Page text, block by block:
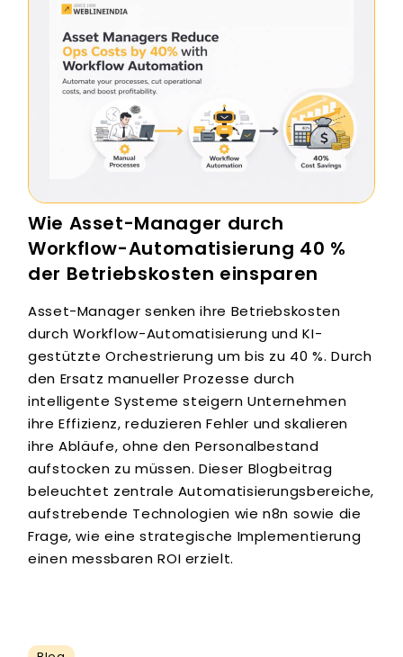
Wie Asset-Manager durch
Workflow-Automatisierung 40 %
der Betriebskosten einsparen
Asset-Manager senken ihre Betriebskosten
durch Workflow-Automatisierung und KI-
gestützte Orchestrierung um bis zu 40 %. Durch
den Ersatz manueller Prozesse durch
intelligente Systeme steigern Unternehmen
ihre Effizienz, reduzieren Fehler und skalieren
ihre Abläufe, ohne den Personalbestand
aufstocken zu müssen. Dieser Blogbeitrag
beleuchtet zentrale Automatisierungsbereiche,
aufstrebende Technologien wie n8n sowie die
Frage, wie eine strategische Implementierung
einen messbaren ROI erzielt.